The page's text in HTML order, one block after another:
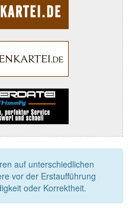
auf unterschiedlichen
vor der Erstaufführung
oder Korrektheit.